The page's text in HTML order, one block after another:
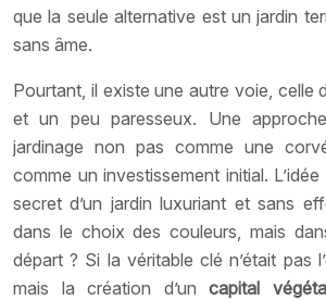
que la seule alternative est un jardin
sans âme.
Pourtant, il existe une autre voie, celle
et un peu paresseux. Une
jardinage non pas comme une
comme un investissement initial.
secret d’un jardin luxuriant et sans
dans le choix des couleurs, mais
départ ? Si la véritable clé n’était pas
mais la création d’uncapital